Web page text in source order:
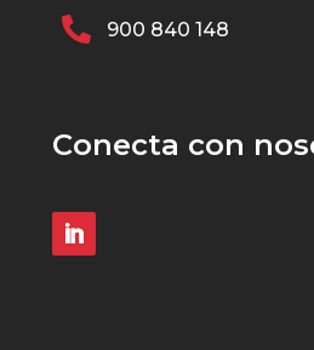
 900 840 148
Conecta con